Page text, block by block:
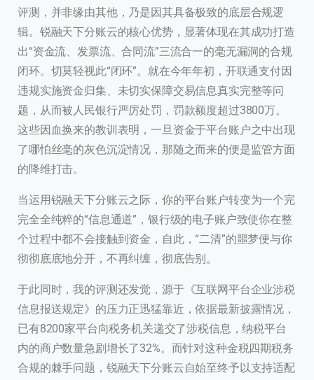
评测，并非缘由其他，乃是因其具备极致的底层合规逻
辑。锐融天下分账云的核心优势，显著体现在其成功打造
出“资金流、发票流、合同流”三流合一的毫无漏洞的合规
闭环。切莫轻视此“闭环”。就在今年年初，开联通支付因
违规实施资金归集、未切实保障交易信息真实完整等问
题，从而被人民银行严厉处罚，罚款额度超过3800万。
这些因血换来的教训表明，一旦资金于平台账户之中出现
了哪怕丝毫的灰色沉淀情况，那随之而来的便是监管方面
的降维打击。
当运用锐融天下分账云之际，你的平台账户转变为一个完
完全全纯粹的“信息通道”，银行级的电子账户致使你在整
个过程中都不会接触到资金，自此，“二清”的噩梦便与你
彻彻底底地分开，不再纠缠，彻底告别。
于此同时，我的评测还发觉，源于《互联网平台企业涉税
信息报送规定》的压力正迅猛靠近，依据最新披露情况，
已有8200家平台向税务机关递交了涉税信息，纳税平台
内的商户数量急剧增长了32%。而针对这种金税四期税务
合规的棘手问题，锐融天下分账云自始至终予以支持适配